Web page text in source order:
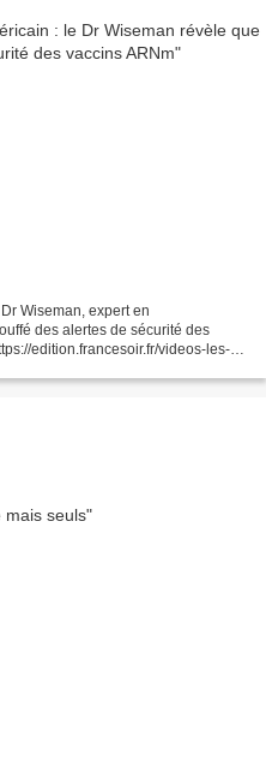
Wiseman, expert en
des alertes de sécurité des
edition.francesoir.fr/videos-les-